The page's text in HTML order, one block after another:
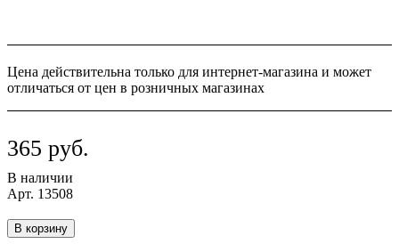
Цена действительна только для интернет-магазина и может
отличаться от цен в розничных магазинах
365 руб.
В наличии
Арт. 13508
В корзину